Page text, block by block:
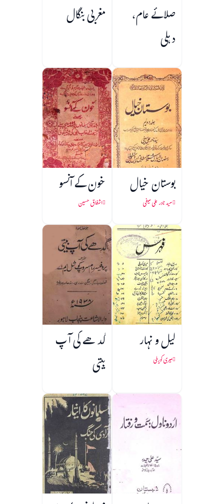
صلائے عام،
دہلی
مغربی بنگال
بوستان خیال
سید نادر علی سیفی
خون کے آنسو
اشفاق حسین
لیل و نہار
میری کوریلی
گدھے کی آپ
بیتی